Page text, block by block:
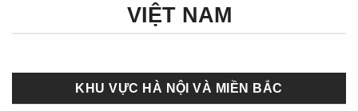
VIỆT NAM
KHU VỰC HÀ NỘI VÀ MIỀN BẮC